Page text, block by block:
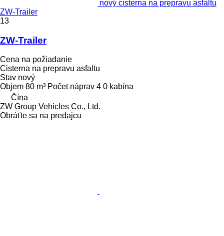
nový cisterna na prepravu asfaltu
ZW-Trailer
13
ZW-Trailer
Cena na požiadanie
Cisterna na prepravu asfaltu
Stav nový
Objem 80 m³ Počet náprav 4 0 kabína
Čína
ZW Group Vehicles Co., Ltd.
Obráťte sa na predajcu